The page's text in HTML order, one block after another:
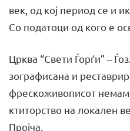
век, од кој период се и
Со податоци од кого е
Црква “Свети Ѓорѓи” –
зографисана и
фрескоживописот
ктиторство на локален
Пројча.